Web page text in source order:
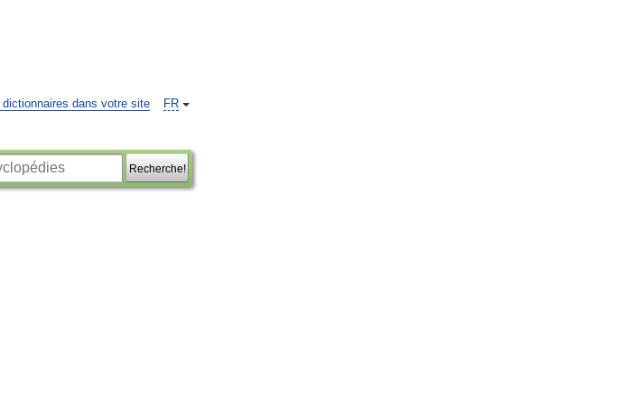
FR
dans votre site
Recherche!